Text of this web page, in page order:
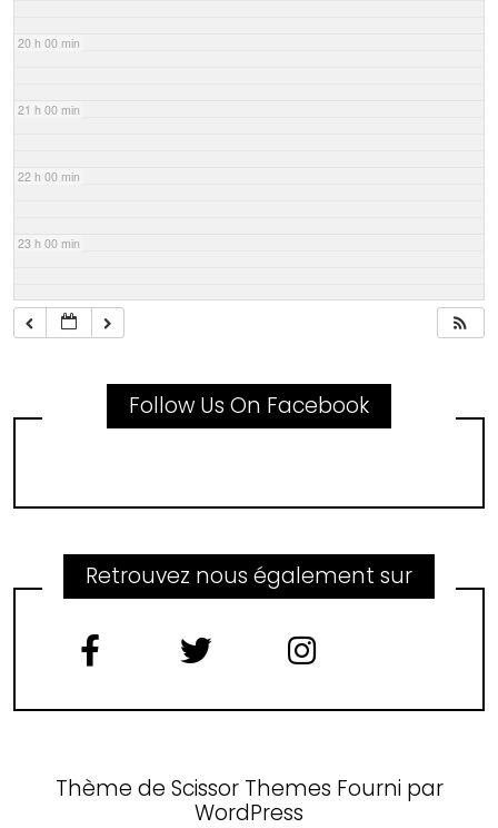
20 h 00 min
21 h 00 min
22 h 00 min
23 h 00 min
Follow Us On Facebook
Retrouvez nous également sur
Thème de Scissor Themes Fourni par
WordPress